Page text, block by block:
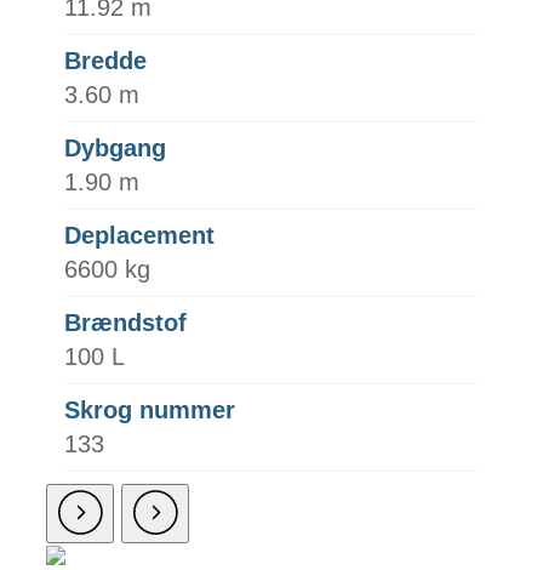
11.92 m
Bredde
3.60 m
Dybgang
1.90 m
Deplacement
6600 kg
Brændstof
100 L
Skrog nummer
133